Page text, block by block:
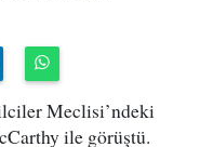
Meclisi’ndeki
ile görüştü.